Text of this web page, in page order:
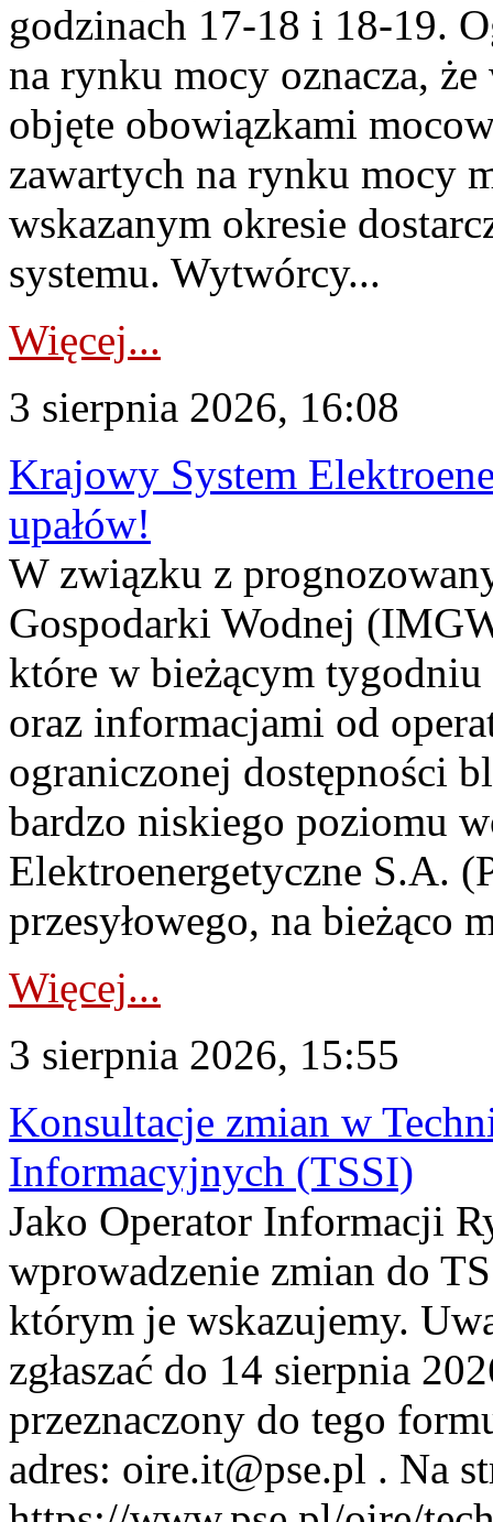
godzinach 17-18 i 18-19.
na rynku mocy oznacza,
objęte obowiązkami
zawartych na rynku mocy
wskazanym okresie
systemu. Wytwórcy...
Więcej...
3 sierpnia 2026, 16:08
Krajowy System
upałów!
W związku z
Gospodarki Wodnej
które w bieżącym tygodniu
oraz informacjami od
ograniczonej dostępności
bardzo niskiego poziomu
Elektroenergetyczne S.A.
przesyłowego, na bieżąco
Więcej...
3 sierpnia 2026, 15:55
Konsultacje zmian w
Informacyjnych (TSSI)
Jako Operator Informacji
wprowadzenie zmian do
którym je wskazujemy.
zgłaszać do 14 sierpnia
przeznaczony do tego
adres: oire.it@pse.pl . Na